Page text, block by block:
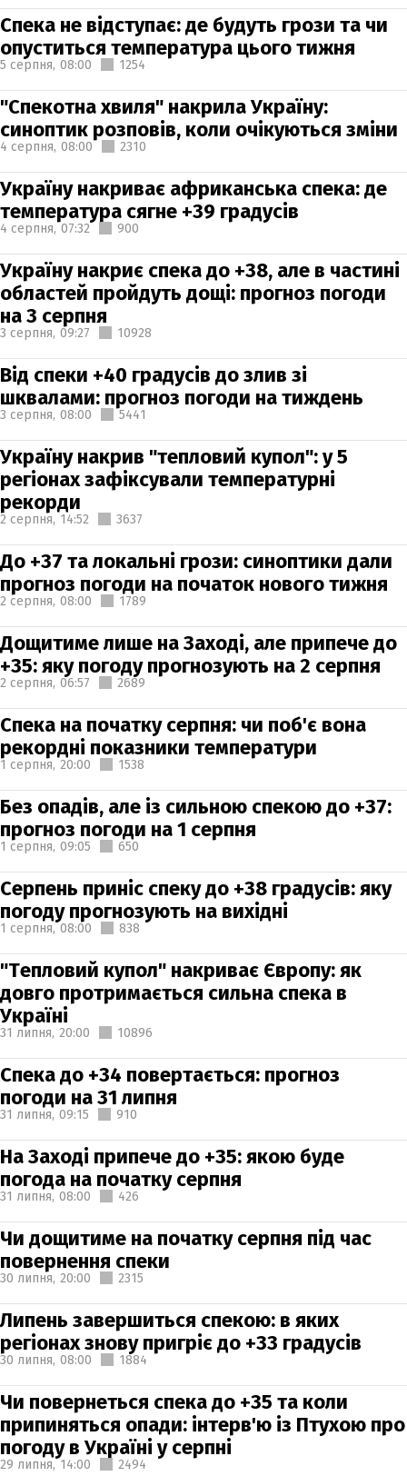
Спека не відступає: де будуть грози та чи
опуститься температура цього тижня
5 серпня, 08:00 1254
"Спекотна хвиля" накрила Україну:
синоптик розповів, коли очікуються зміни
4 серпня, 08:00 2310
Україну накриває африканська спека: де
температура сягне +39 градусів
4 серпня, 07:32 900
Україну накриє спека до +38, але в частині
областей пройдуть дощі: прогноз погоди
на 3 серпня
3 серпня, 09:27 10928
Від спеки +40 градусів до злив зі
шквалами: прогноз погоди на тиждень
3 серпня, 08:00 5441
Україну накрив "тепловий купол": у 5
регіонах зафіксували температурні
рекорди
2 серпня, 14:52 3637
До +37 та локальні грози: синоптики дали
прогноз погоди на початок нового тижня
2 серпня, 08:00 1789
Дощитиме лише на Заході, але припече до
+35: яку погоду прогнозують на 2 серпня
2 серпня, 06:57 2689
Спека на початку серпня: чи поб'є вона
рекордні показники температури
1 серпня, 20:00 1538
Без опадів, але із сильною спекою до +37:
прогноз погоди на 1 серпня
1 серпня, 09:05 650
Серпень приніс спеку до +38 градусів: яку
погоду прогнозують на вихідні
1 серпня, 08:00 838
"Тепловий купол" накриває Європу: як
довго протримається сильна спека в
Україні
31 липня, 20:00 10896
Спека до +34 повертається: прогноз
погоди на 31 липня
31 липня, 09:15 910
На Заході припече до +35: якою буде
погода на початку серпня
31 липня, 08:00 426
Чи дощитиме на початку серпня під час
повернення спеки
30 липня, 20:00 2315
Липень завершиться спекою: в яких
регіонах знову пригріє до +33 градусів
30 липня, 08:00 1884
Чи повернеться спека до +35 та коли
припиняться опади: інтерв'ю із Птухою про
погоду в Україні у серпні
29 липня, 14:00 2494